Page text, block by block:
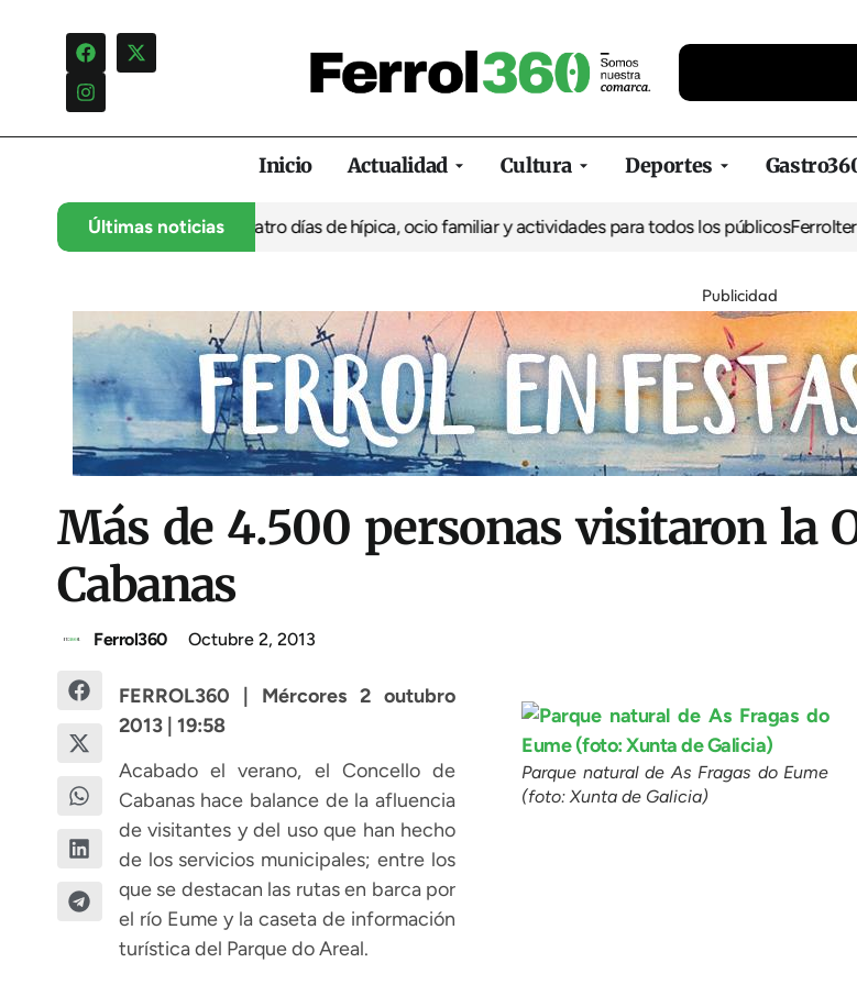
Inicio Actualidad Cultura Deportes
Últimas noticias
su 35º aniversario con cuatro días de hípica, ocio familiar y actividades para todos los públicosFerrolterra
Publicidad
Más de 4.500 personas visitaron la
Cabanas
Ferrol360 Octubre 2, 2013
FERROL360 | Mércores 2 outubro
2013 | 19:58
Acabado el verano, el Concello de
Cabanas hace balance de la afluencia
de visitantes y del uso que han hecho
de los servicios municipales; entre los
que se destacan las rutas en barca por
el río Eume y la caseta de información
turística del Parque do Areal.
Parque natural de As Fragas do Eume
(foto: Xunta de Galicia)